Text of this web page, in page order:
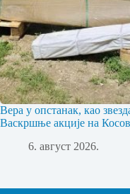
Вера у опстанак, као
Васкршње акције на
6. август 2026.